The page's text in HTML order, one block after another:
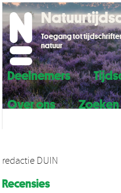
Deelnemers
Over ons
Zoeken
Toegang tot
natuur
redactie DUIN
Recensies